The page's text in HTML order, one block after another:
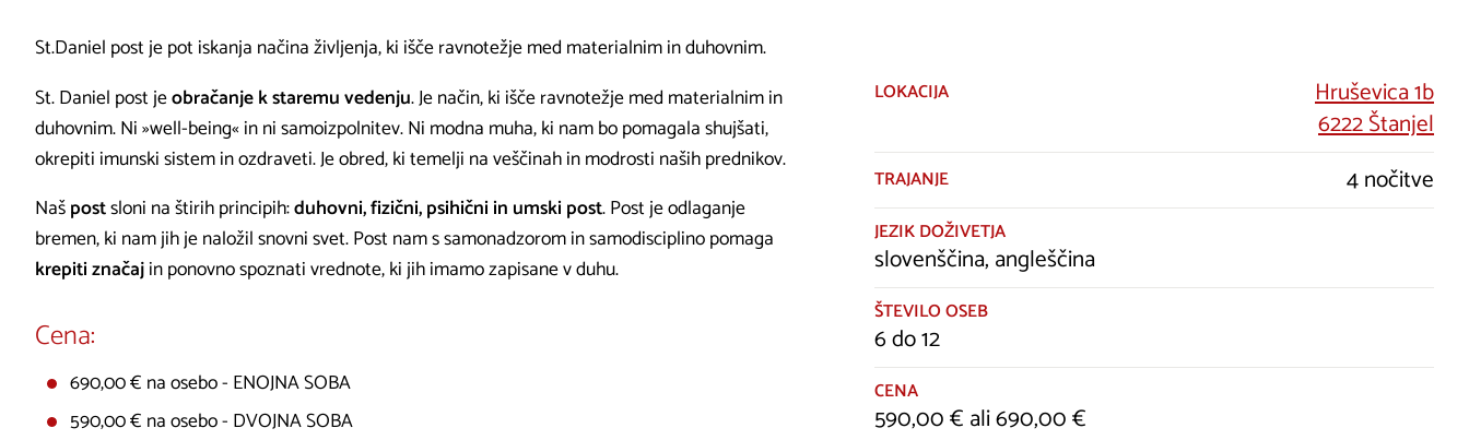
St.Daniel post je pot iskanja načina življenja, ki išče ravnotežje med materialnim in duhovnim.
St. Daniel post jeobračanje k staremu vedenju. Je način, ki išče ravnotežje med materialnim in
duhovnim. Ni »well-being« in ni samoizpolnitev. Ni modna muha, ki nam bo pomagala shujšati,
okrepiti imunski sistem in ozdraveti. Je obred, ki temelji na veščinah in modrosti naših prednikov.
Našpostsloni na štirih principih:duhovni, fizični, psihični in umski post. Post je odlaganje
bremen, ki nam jih je naložil snovni svet. Post nam s samonadzorom in samodisciplino pomaga
krepiti značajin ponovno spoznati vrednote, ki jih imamo zapisane v duhu.
Cena:
690,00 € na osebo - ENOJNA SOBA
590,00 € na osebo - DVOJNA SOBA
LOKACIJA
Hruševica 1b
6222 Štanjel
TRAJANJE 4 nočitve
JEZIK DOŽIVETJA
slovenščina, angleščina
ŠTEVILO OSEB
6 do 12
CENA
590,00 € ali 690,00 €